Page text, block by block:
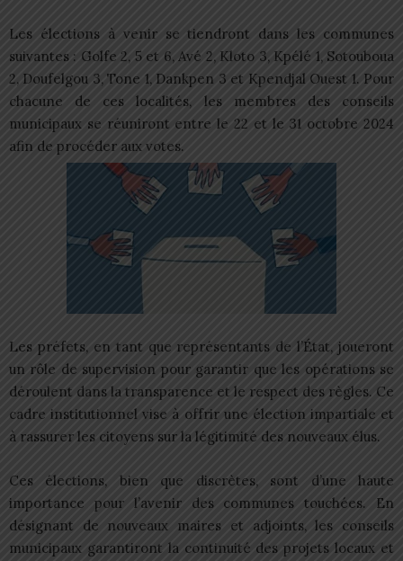
Les élections à venir se tiendront dans les communes
suivantes : Golfe 2, 5 et 6, Avé 2, Kloto 3, Kpélé 1, Sotouboua
2, Doufelgou 3, Tone 1, Dankpen 3 et Kpendjal Ouest 1. Pour
chacune de ces localités, les membres des conseils
municipaux se réuniront entre le 22 et le 31 octobre 2024
afin de procéder aux votes.
Les préfets, en tant que représentants de l’État, joueront
un rôle de supervision pour garantir que les opérations se
déroulent dans la transparence et le respect des règles. Ce
cadre institutionnel vise à offrir une élection impartiale et
à rassurer les citoyens sur la légitimité des nouveaux élus.
Ces élections, bien que discrètes, sont d’une haute
importance pour l’avenir des communes touchées. En
désignant de nouveaux maires et adjoints, les conseils
municipaux garantiront la continuité des projets locaux et